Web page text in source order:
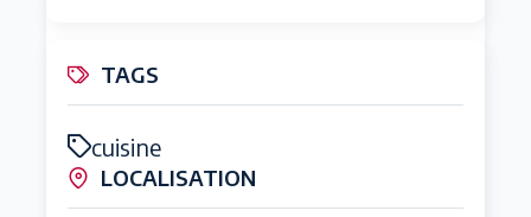
TAGS
cuisine
LOCALISATION